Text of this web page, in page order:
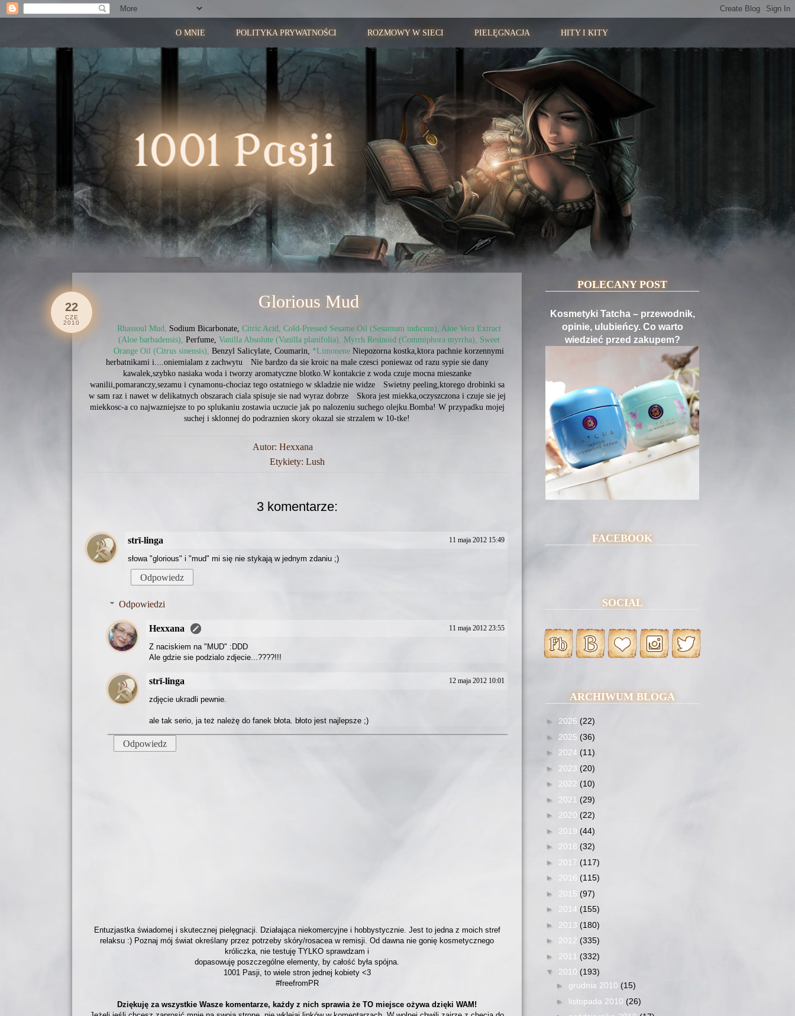
O MNIE POLITYKA PRYWATNOŚCI ROZMOWY W SIECI PIELĘGNACJA HITY I KITY
22
CZE
2010
Glorious Mud
Rhassoul Mud, Sodium Bicarbonate, Citric Acid, Cold-Pressed Sesame Oil (Sesamum indicum), Aloe Vera Extract
(Aloe barbadensis), Perfume, Vanilla Absolute (Vanilla planifolia), Myrrh Resinoid (Commiphora myrrha), Sweet
Orange Oil (Citrus sinensis), Benzyl Salicylate, Coumarin, *Limonene Niepozorna kostka,ktora pachnie korzennymi
herbatnikami i....oniemialam z zachwytu
Nie bardzo da sie kroic na male czesci poniewaz od razu sypie sie dany
kawalek,szybko nasiaka woda i tworzy aromatyczne blotko.W kontakcie z woda czuje mocna mieszanke
wanilii,pomaranczy,sezamu i cynamonu-chociaz tego ostatniego w skladzie nie widze
Swietny peeling,ktorego drobinki sa
w sam raz i nawet w delikatnych obszarach ciala spisuje sie nad wyraz dobrze
Skora jest miekka,oczyszczona i czuje sie jej
miekkosc-a co najwazniejsze to po splukaniu zostawia uczucie jak po nalozeniu suchego olejku.Bomba! W przypadku mojej
suchej i sklonnej do podraznien skory okazal sie strzalem w 10-tke!
Autor: Hexxana
Etykiety: Lush
3 komentarze:
strī-linga 11 maja 2012 15:49
słowa "glorious" i "mud" mi się nie stykają w jednym zdaniu ;)
Odpowiedz
Odpowiedzi
Hexxana 11 maja 2012 23:55
Z naciskiem na "MUD" :DDD
Ale gdzie sie podzialo zdjecie...????!!!
strī-linga 12 maja 2012 10:01
zdjęcie ukradli pewnie.
ale tak serio, ja też należę do fanek błota. błoto jest najlepsze ;)
Odpowiedz
Entuzjastka świadomej i skutecznej pielęgnacji. Działająca niekomercyjne i hobbystycznie. Jest to jedna z moich stref
relaksu :) Poznaj mój świat określany przez potrzeby skóry/rosacea w remisji. Od dawna nie gonię kosmetycznego
króliczka, nie testuję TYLKO sprawdzam i
dopasowuję poszczególne elementy, by całość była spójna.
1001 Pasji, to wiele stron jednej kobiety <3
#freefromPR
Dziękuję za wszystkie Wasze komentarze, każdy z nich sprawia że TO miejsce ożywa dzięki WAM!
POLECANY POST
Kosmetyki Tatcha – przewodnik,
opinie, ulubieńcy. Co warto
wiedzieć przed zakupem?
FACEBOOK
SOCIAL
ARCHIWUM BLOGA
► 2026 (22)
► 2025 (36)
► 2024 (11)
► 2023 (20)
► 2022 (10)
► 2021 (29)
► 2020 (22)
► 2019 (44)
► 2018 (32)
► 2017 (117)
► 2016 (115)
► 2015 (97)
► 2014 (155)
► 2013 (180)
► 2012 (335)
► 2011 (332)
▼ 2010 (193)
► grudnia 2010 (15)
► listopada 2010 (26)